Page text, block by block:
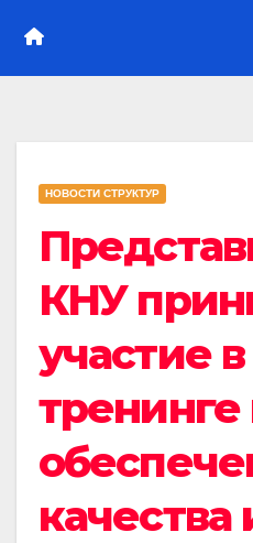
НОВОСТИ СТРУКТУР
КНУ
участие в
тренинге
качества